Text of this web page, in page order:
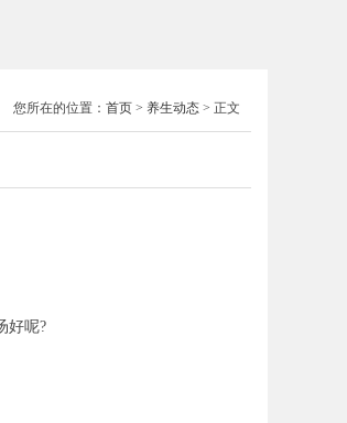
您所在的位置： 首页 > 养生动态 > 正文
好呢?